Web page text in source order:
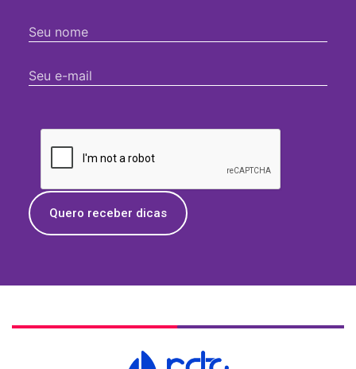
Quero receber dicas